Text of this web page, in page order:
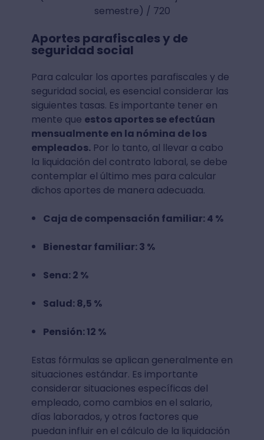
semestre) / 720
Aportes parafiscales y de
seguridad social
Para calcular los aportes parafiscales y de
seguridad social, es esencial considerar las
siguientes tasas. Es importante tener en
mente que estos aportes se efectúan
mensualmente en la nómina de los
empleados.Por lo tanto, al llevar a cabo
la liquidación del contrato laboral, se debe
contemplar el último mes para calcular
dichos aportes de manera adecuada.
Caja de compensación familiar: 4 %
Bienestar familiar: 3 %
Sena: 2 %
Salud: 8,5 %
Pensión: 12 %
Estas fórmulas se aplican generalmente en
situaciones estándar. Es importante
considerar situaciones específicas del
empleado, como cambios en el salario,
días laborados, y otros factores que
puedan influir en el cálculo de la liquidación